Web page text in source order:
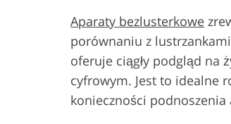
Aparaty bezlusterkowe
porównaniu z
oferuje ciągły podgląd na
cyfrowym. Jest to idealne
konieczności